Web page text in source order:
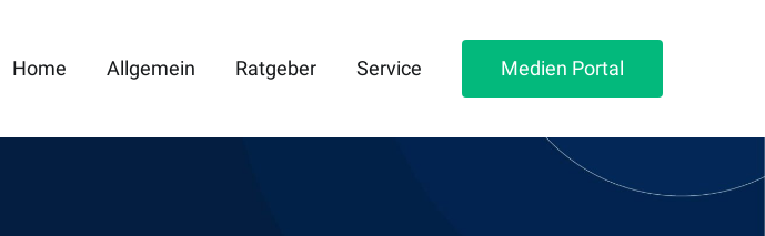
Home Allgemein Ratgeber Service Medien Portal